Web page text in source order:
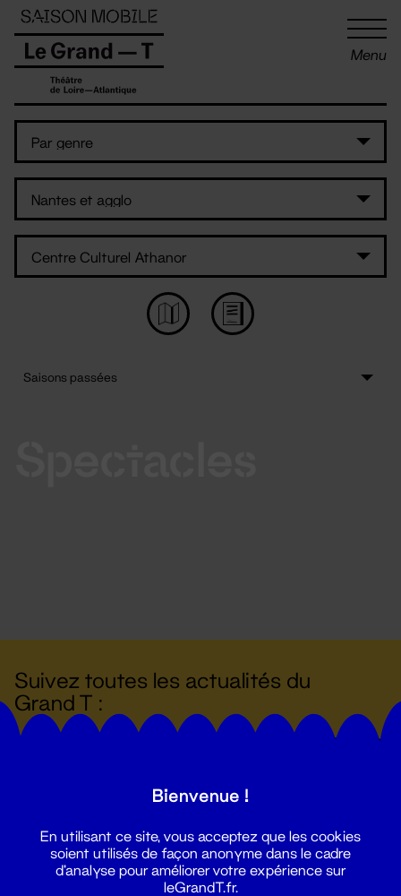
Menu
Suivez toutes les actualités du
Grand T :
Panneau de gestion des cookies
Bienvenue !
En utilisant ce site, vous acceptez que les cookies
soient utilisés de façon anonyme dans le cadre
d'analyse pour améliorer votre expérience sur
leGrandT.fr.